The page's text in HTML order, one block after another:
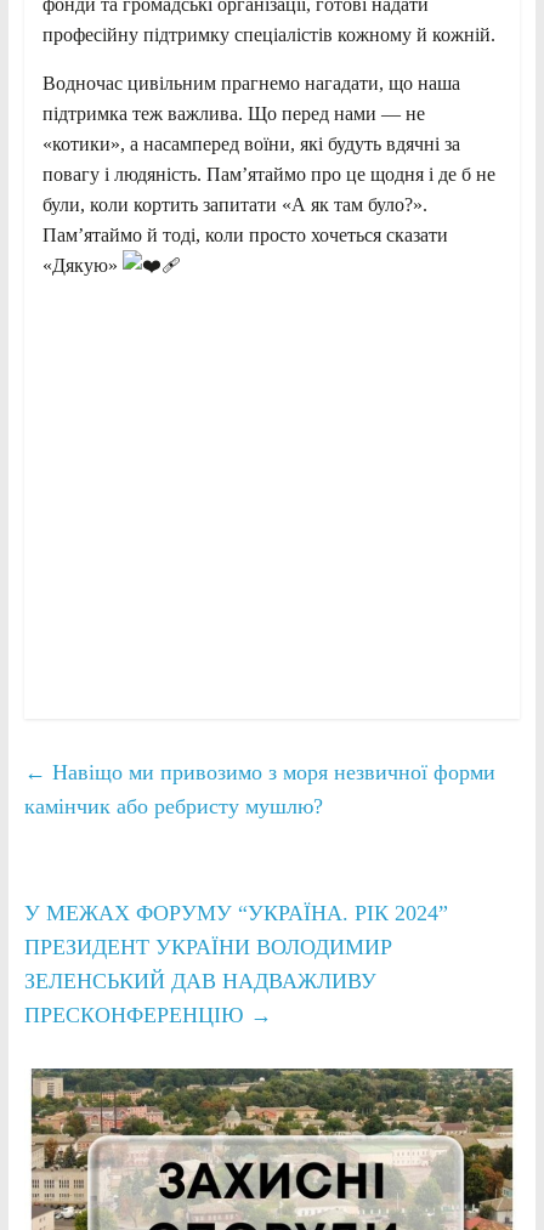
фонди та громадські організації, готові надати
професійну підтримку спеціалістів кожному й кожній.
Водночас цивільним прагнемо нагадати, що наша
підтримка теж важлива. Що перед нами — не
«котики», а насамперед воїни, які будуть вдячні за
повагу і людяність. Памʼятаймо про це щодня і де б не
були, коли кортить запитати «А як там було?».
Пам’ятаймо й тоді, коли просто хочеться сказати
«Дякую»
← Навіщо ми привозимо з моря незвичної форми
камінчик або ребристу мушлю?
У МЕЖАХ ФОРУМУ “УКРАЇНА. РІК 2024”
ПРЕЗИДЕНТ УКРАЇНИ ВОЛОДИМИР
ЗЕЛЕНСЬКИЙ ДАВ НАДВАЖЛИВУ
ПРЕСКОНФЕРЕНЦІЮ →